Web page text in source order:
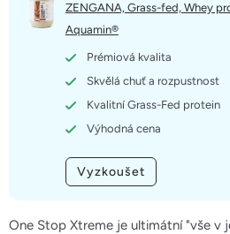
hvězdiček.
One Stop Xtreme je ultimátní "vše v
ZENGANA, Grass-fed, Whey
Aquamin®
Prémiová kvalita
Skvělá chuť a rozpustnost
Kvalitní Grass-Fed protein
Výhodná cena
Vyzkoušet